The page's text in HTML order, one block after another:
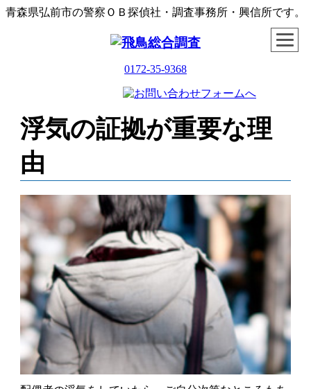
青森県弘前市の警察ＯＢ探偵社・調査事務所・興信所です。
0172-35-9368
浮気の証拠が重要な理
由